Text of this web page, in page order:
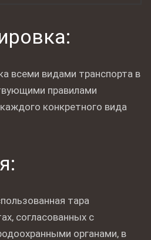
всеми видами транспорта в
правилами
конкретного вида
тара
согласованных с
органами, в